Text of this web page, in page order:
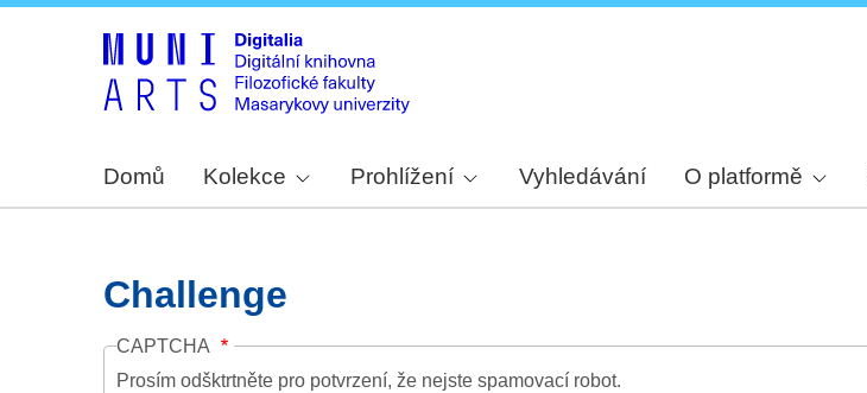
Domů Kolekce Prohlížení Vyhledávání O platformě
Challenge
CAPTCHA
Prosím odšktrtněte pro potvrzení, že nejste spamovací robot.